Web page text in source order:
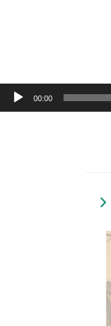
Lecteur
audio
00:00